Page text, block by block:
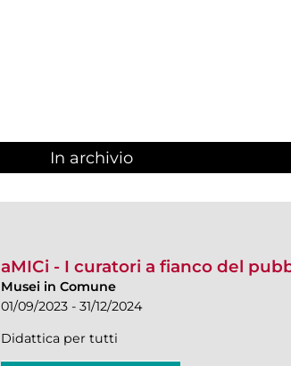
In archivio
aMICi - I curatori a fianco del
Musei in Comune
01/09/2023 - 31/12/2024
Didattica per tutti